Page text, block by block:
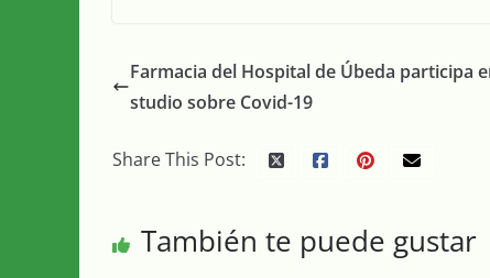
Farmacia del Hospital de Úbeda participa
studio sobre Covid-19
Share This Post:
También te puede gustar